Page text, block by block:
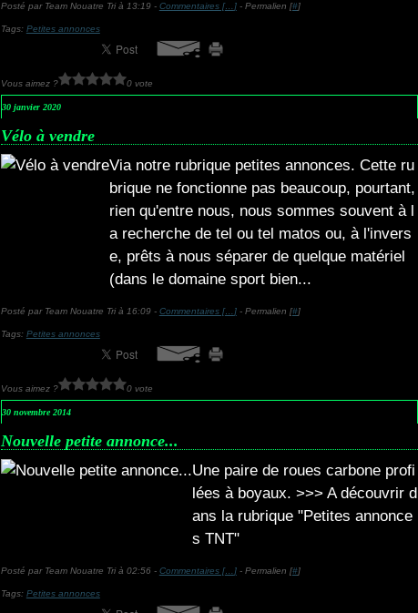
Posté par Team Nouatre Tri à 13:19 - Commentaires [… ]- Permalien [#]
Tags: Petites annonces
Vous aimez ? 0 vote
30 janvier 2020
Vélo à vendre
Via notre rubrique petites annonces. Cette ru
brique ne fonctionne pas beaucoup, pourtant,
rien qu'entre nous, nous sommes souvent à l
a recherche de tel ou tel matos ou, à l'invers
e, prêts à nous séparer de quelque matériel
(dans le domaine sport bien...
Posté par Team Nouatre Tri à 16:09 - Commentaires [… ]- Permalien [#]
Tags: Petites annonces
Vous aimez ? 0 vote
30 novembre 2014
Nouvelle petite annonce...
Une paire de roues carbone profi
lées à boyaux. >>> A découvrir d
ans la rubrique "Petites annonce
s TNT"
Posté par Team Nouatre Tri à 02:56 - Commentaires [… ]- Permalien [#]
Tags: Petites annonces